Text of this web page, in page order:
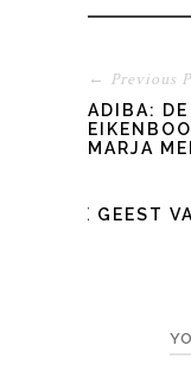
← Previous
ADIBA:
MARJA
DE GEEST